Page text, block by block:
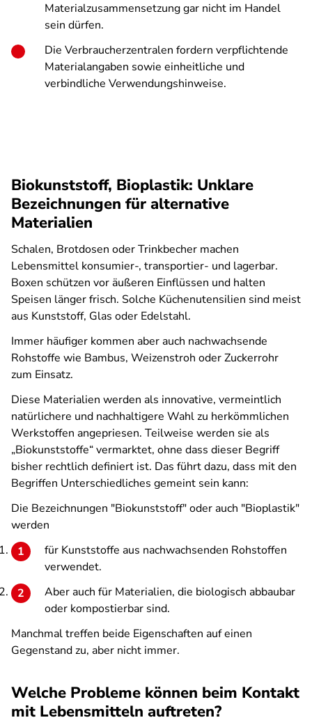
Materialzusammensetzung gar nicht im Handel
sein dürfen.
Die Verbraucherzentralen fordern verpflichtende
Materialangaben sowie einheitliche und
verbindliche Verwendungshinweise.
Biokunststoff, Bioplastik: Unklare
Bezeichnungen für alternative
Materialien
Schalen, Brotdosen oder Trinkbecher machen
Lebensmittel konsumier-, transportier- und lagerbar.
Boxen schützen vor äußeren Einflüssen und halten
Speisen länger frisch. Solche Küchenutensilien sind meist
aus Kunststoff, Glas oder Edelstahl.
Immer häufiger kommen aber auch nachwachsende
Rohstoffe wie Bambus, Weizenstroh oder Zuckerrohr
zum Einsatz.
Diese Materialien werden als innovative, vermeintlich
natürlichere und nachhaltigere Wahl zu herkömmlichen
Werkstoffen angepriesen. Teilweise werden sie als
„Biokunststoffe“ vermarktet, ohne dass dieser Begriff
bisher rechtlich definiert ist. Das führt dazu, dass mit den
Begriffen Unterschiedliches gemeint sein kann:
Die Bezeichnungen "Biokunststoff" oder auch "Bioplastik"
werden
für Kunststoffe aus nachwachsenden Rohstoffen
verwendet.
Aber auch für Materialien, die biologisch abbaubar
oder kompostierbar sind.
Manchmal treffen beide Eigenschaften auf einen
Gegenstand zu, aber nicht immer.
Welche Probleme können beim Kontakt
mit Lebensmitteln auftreten?